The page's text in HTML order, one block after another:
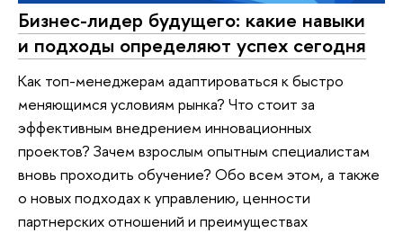
Бизнес-лидер будущего: какие навыки
и подходы определяют успех сегодня
Как топ-менеджерам адаптироваться к быстро
меняющимся условиям рынка? Что стоит за
эффективным внедрением инновационных
проектов? Зачем взрослым опытным специалистам
вновь проходить обучение? Обо всем этом, а также
о новых подходах к управлению, ценности
партнерских отношений и преимуществах